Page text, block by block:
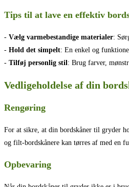
Tips til at lave en effektiv
- Vælg varmebestandige materialer:
- Hold det simpelt: En enkel og
- Tilføj personlig stil: Brug farver,
Vedligeholdelse af din
Rengøring
For at sikre, at din bordskåner til gryder
og filt-bordskånere kan tørres af med en
Opbevaring